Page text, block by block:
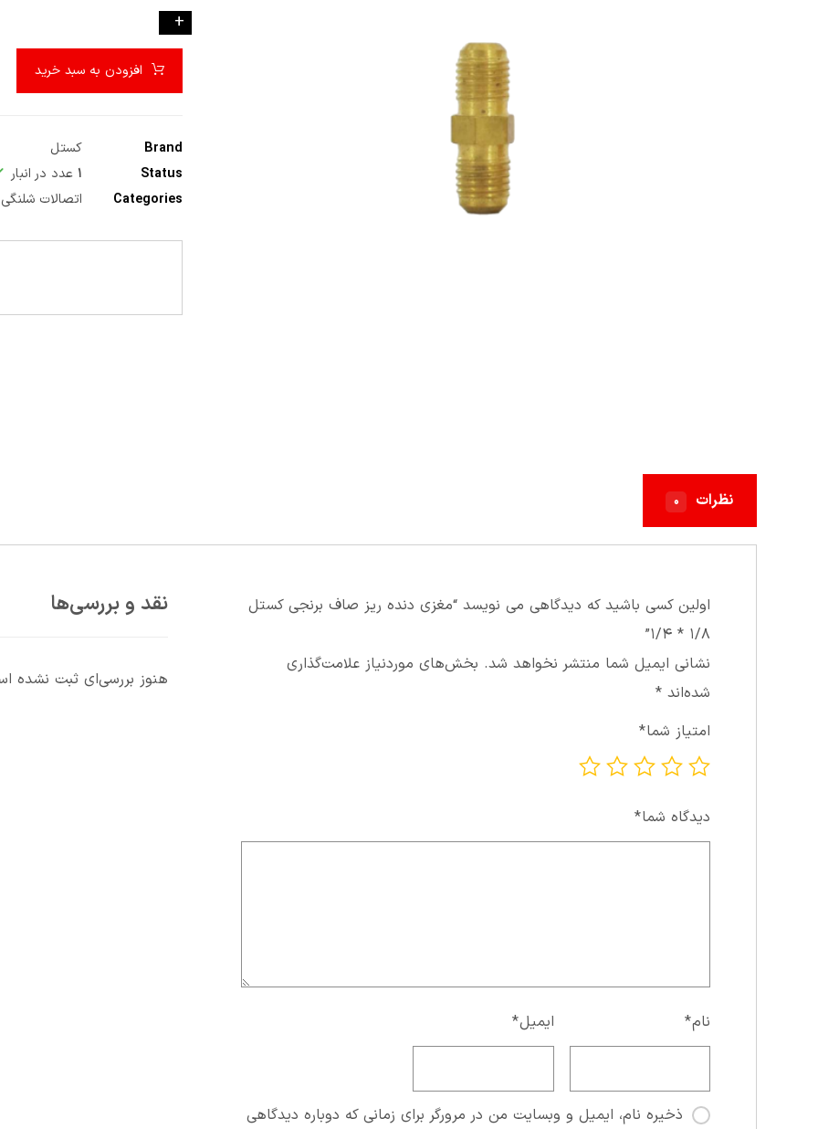
+
افزودن به سبد خرید
Brand
کستل
Status
۱ عدد در انبار
Categories
اتصالات شلنگی
نظرات ۰
نقد و بررسی‌ها
هنوز بررسی‌ای ثبت نشده
اولین کسی باشید که دیدگاهی می نویسد “مغزي دنده ريز صاف برنجي کستل
۱/۸ * ۱/۴”
نشانی ایمیل شما منتشر نخواهد شد. بخش‌های موردنیاز علامت‌گذاری
شده‌اند*
امتیاز شما*
دیدگاه شما*
نام* ایمیل*
ذخیره نام، ایمیل و وبسایت من در مرورگر برای زمانی که دوباره دیدگاهی